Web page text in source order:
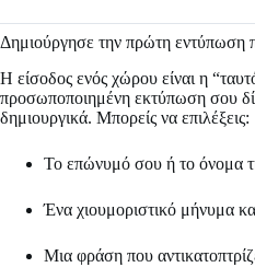
Δημιούργησε την πρώτη εντύπωση
Η είσοδος ενός χώρου είναι η
προσωποποιημένη εκτύπωση σου
δημιουργικά. Μπορείς να επιλέξεις:
Το επώνυμό σου ή το όνομα
Ένα χιουμοριστικό μήνυμα
Μια φράση που